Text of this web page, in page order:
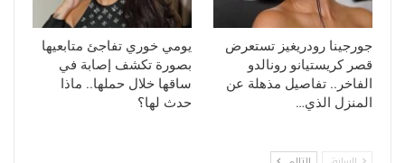
جورجينا رودريغيز تستعرض
قصر كريستيانو رونالدو
الفاخر.. تفاصيل مذهلة عن
المنزل الذي…
يومي خوري تفاجئ متابعيها
بصورة تكشف إصابة في
ساقها خلال حملها.. ماذا
حدث لها؟